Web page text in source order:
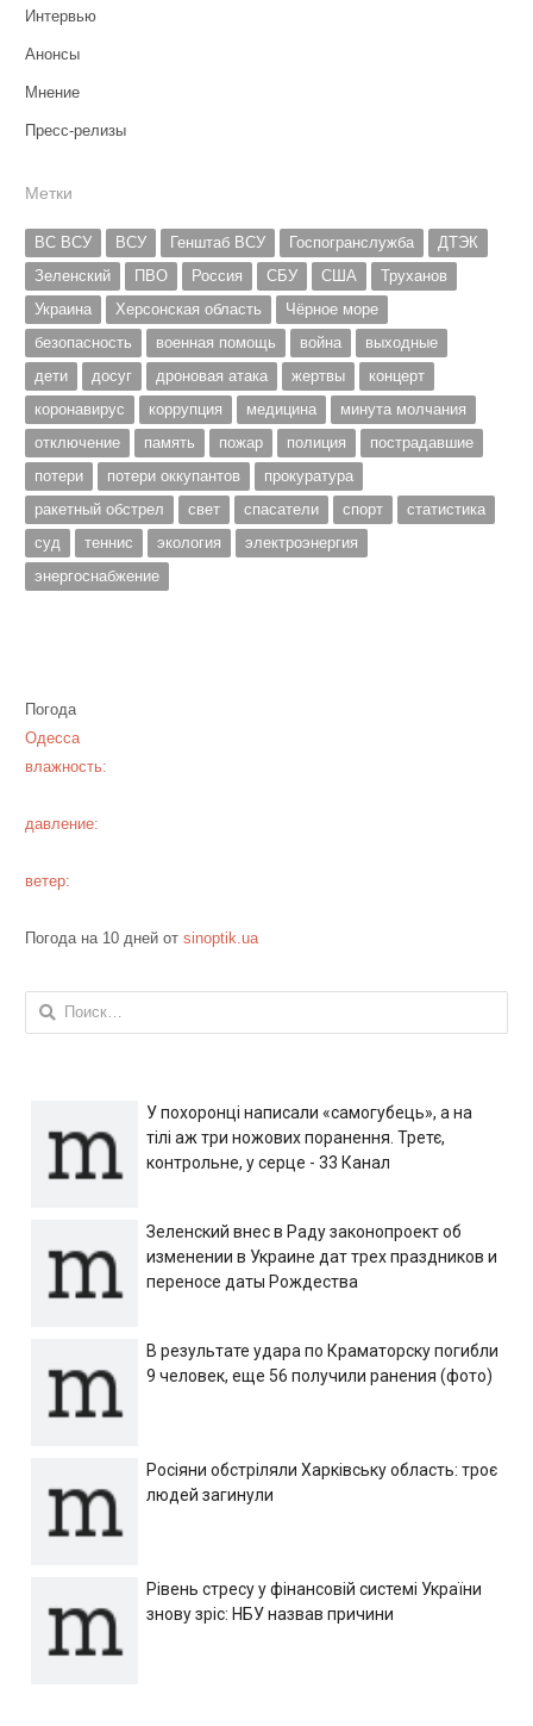
Интервью
Анонсы
Мнение
Пресс-релизы
Метки
ВС ВСУ ВСУ Генштаб ВСУ Госпогранслужба
ДТЭК
Зеленский
ПВО Россия СБУ США
Труханов
Украина
Херсонская область
Чёрное море
безопасность
военная помощь война
выходные
дети
досуг дроновая атака жертвы
концерт
коронавирус
коррупция медицина
минута молчания
отключение
память пожар полиция
пострадавшие
потери
потери оккупантов
прокуратура
ракетный обстрел
свет спасатели спорт
статистика
суд
теннис экология
электроэнергия
энергоснабжение
Погода
Одесса
влажность:
давление:
ветер:
Погода на 10 дней от sinoptik.ua
Найти:
У похоронці написали «самогубець», а на
тілі аж три ножових поранення. Третє,
контрольне, у серце - 33 Канал
Зеленский внес в Раду законопроект об
изменении в Украине дат трех праздников и
переносе даты Рождества
В результате удара по Краматорску погибли
9 человек, еще 56 получили ранения (фото)
Росіяни обстріляли Харківську область: троє
людей загинули
Рівень стресу у фінансовій системі України
знову зріс: НБУ назвав причини